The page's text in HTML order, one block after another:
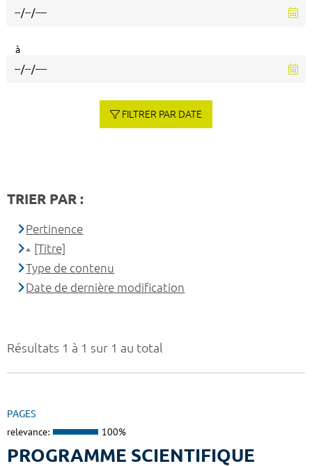
Résultats 1 à 1 sur 1 au total
PAGES
relevance: 100%
PROGRAMME SCIENTIFIQUE
à
FILTRER PAR DATE
TRIER PAR :
Pertinence
[Titre]
Type de contenu
Date de dernière modification